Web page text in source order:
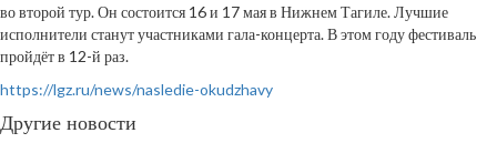
во второй тур. Он состоится 16 и 17 мая в Нижнем Тагиле. Лучшие
исполнители станут участниками гала-концерта. В этом году фестиваль
пройдёт в 12-й раз.
https://lgz.ru/news/nasledie-okudzhavy
Другие новости